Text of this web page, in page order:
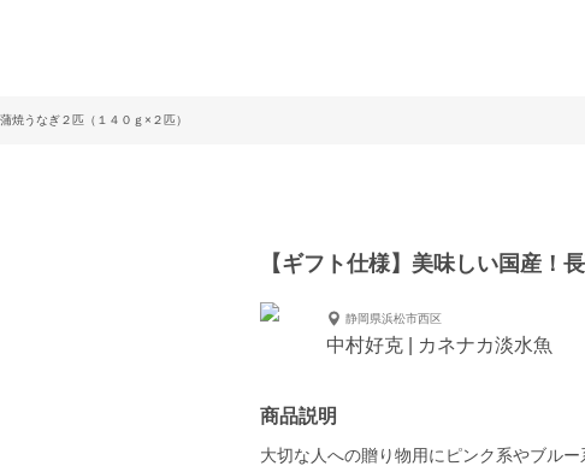
焼うなぎ２匹（１４０ｇ×２匹）
【ギフト仕様】美味しい国産！
静岡県浜松市西区
中村好克 | カネナカ淡水魚
商品説明
大切な人への贈り物用にピンク系やブルー